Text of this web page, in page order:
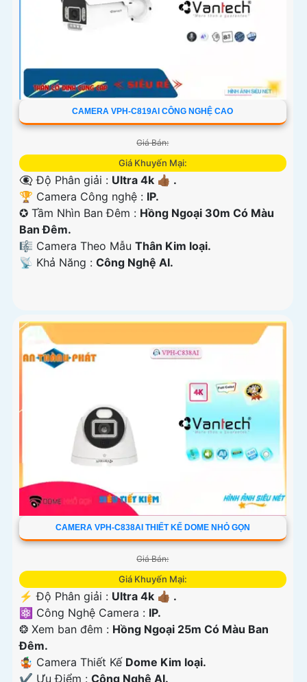
CAMERA VPH-C819AI CÔNG NGHỆ CAO
Giá Bán:
Giá Khuyến Mại:
👁️‍🗨 Độ Phân giải : Ultra 4k 👍🏾 .
🏆 Camera Công nghệ : IP.
✪ Tầm Nhìn Ban Đêm : Hồng Ngoại 30m Có Màu
Ban Ðêm.
🎼️ Camera Theo Mẫu Thân Kim loại.
️📡 Khả Năng : Công Nghệ AI.
CAMERA VPH-C838AI THIẾT KẾ DOME NHỎ GỌN
Giá Bán:
Giá Khuyến Mại:
️⚡ Độ Phân giải : Ultra 4k 👍🏾 .
⚛️ Công Nghệ Camera : IP.
❂ Xem ban đêm : Hồng Ngoại 25m Có Màu Ban
Ðêm.
🤹 Camera Thiết Kế Dome Kim loại.
️✔️ Ưu Điểm : Công Nghệ AI.